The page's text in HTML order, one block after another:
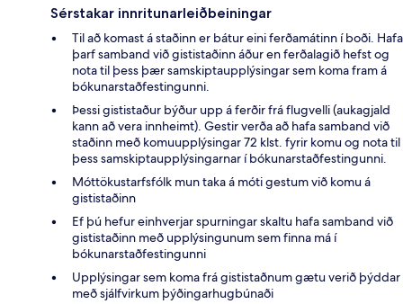
Sérstakar innritunarleiðbeiningar
Til að komast á staðinn er bátur eini ferðamátinn í boði. Hafa
þarf samband við gististaðinn áður en ferðalagið hefst og
nota til þess þær samskiptaupplýsingar sem koma fram á
bókunarstaðfestingunni.
Þessi gististaður býður upp á ferðir frá flugvelli (aukagjald
kann að vera innheimt). Gestir verða að hafa samband við
staðinn með komuupplýsingar 72 klst. fyrir komu og nota til
þess samskiptaupplýsingarnar í bókunarstaðfestingunni.
Móttökustarfsfólk mun taka á móti gestum við komu á
gististaðinn
Ef þú hefur einhverjar spurningar skaltu hafa samband við
gististaðinn með upplýsingunum sem finna má í
bókunarstaðfestingunni
Upplýsingar sem koma frá gististaðnum gætu verið þýddar
með sjálfvirkum þýðingarhugbúnaði